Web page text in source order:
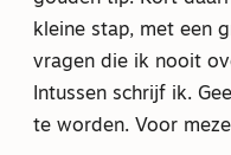
kleine stap, met een
vragen die ik nooit
Intussen schrijf ik.
te worden. Voor